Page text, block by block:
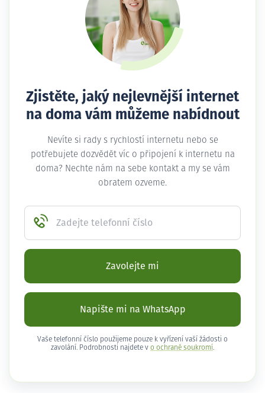
Zjistěte, jaký nejlevnější internet
na doma vám můžeme nabídnout
Nevíte si rady s rychlostí internetu nebo se
potřebujete dozvědět víc o připojení k internetu na
doma? Nechte nám na sebe kontakt a my se vám
obratem ozveme.
Zadejte telefonní číslo
Zavolejte mi
Napište mi na WhatsApp
Vaše telefonní číslo použijeme pouze k vyřízení vaší žádosti o
zavolání. Podrobnosti najdete v o ochraně soukromí .